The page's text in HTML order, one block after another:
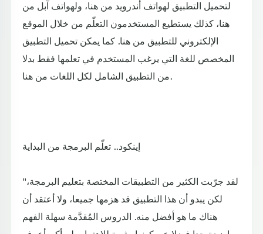
لتحميل التطبيق لهواتف أندرويد من هنا، ولهواتف آبل من
هنا، كذلك يستطيع المستخدمون التعلّم من خلال الموقع
الإلكتروني للتطبيق من هنا. كما يمكن تحميل التطبيق
المخصص للغة التي يرغب المستخدم في تعلمها فقط بدلا
من التطبيق الشامل لكل اللغات من هنا.
إينكود.. تعلّم البرمجة من البداية
"لقد جرّبت الكثير من التطبيقات المختصة بتعليم البرمجة،
لكن يبدو أن هذا التطبيق قد هزمها جميعا، ولا أعتقد أن
هناك ما هو أفضل منه. الدروس المُقدَّمة سهلة الفهم